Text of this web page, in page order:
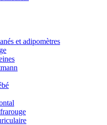
et adipomètres